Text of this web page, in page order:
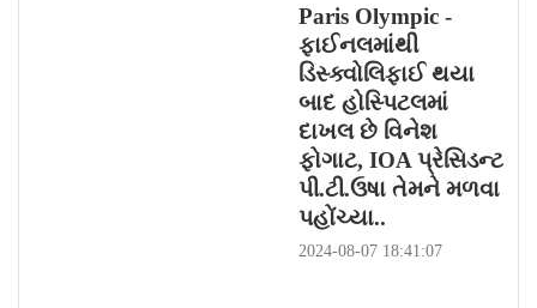
Paris Olympic -
ફાઈનલમાંથી
ડિસ્ક્વોલિફાઈ થયા
બાદ હોસ્પિટલમાં
દાખલ છે વિનેશ
ફોગાટ, IOA પ્રેસિડન્ટ
પી.ટી.ઉષા તેમને મળવા
પહોંચ્યા..
2024-08-07 18:41:07